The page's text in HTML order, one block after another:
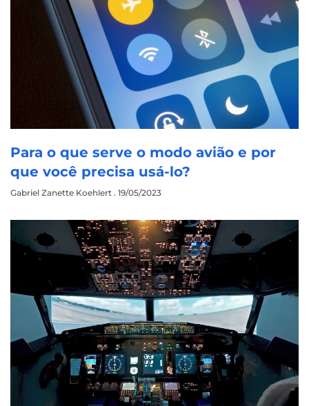
Para o que serve o modo avião e por
que você precisa usá-lo?
Gabriel Zanette Koehlert 19/05/2023